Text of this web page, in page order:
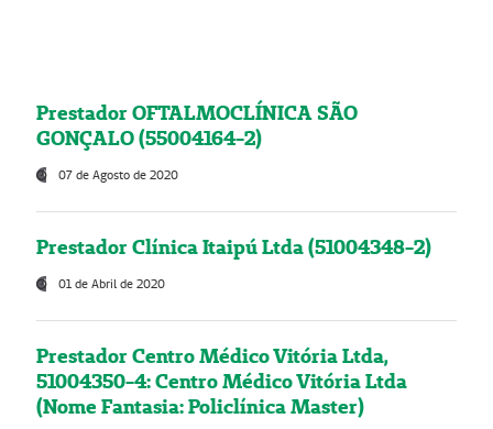
Prestador OFTALMOCLÍNICA SÃO
GONÇALO (55004164-2)
07 de Agosto de 2020
Prestador Clínica Itaipú Ltda (51004348-2)
01 de Abril de 2020
Prestador Centro Médico Vitória Ltda,
51004350-4: Centro Médico Vitória Ltda
(Nome Fantasia: Policlínica Master)